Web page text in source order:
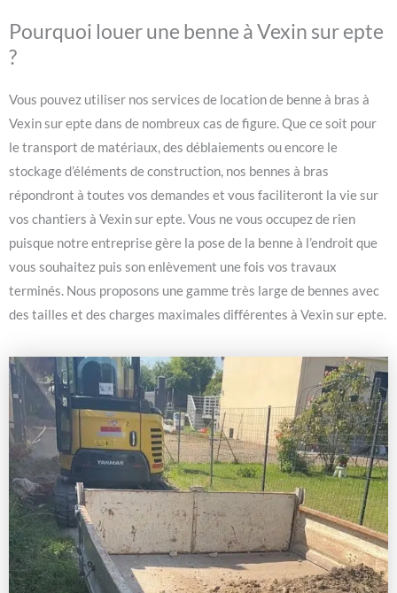
Pourquoi louer une benne à Vexin sur epte
?
Vous pouvez utiliser nos services de location de benne à bras à
Vexin sur epte dans de nombreux cas de figure. Que ce soit pour
le transport de matériaux, des déblaiements ou encore le
stockage d’éléments de construction, nos bennes à bras
répondront à toutes vos demandes et vous faciliteront la vie sur
vos chantiers à Vexin sur epte. Vous ne vous occupez de rien
puisque notre entreprise gère la pose de la benne à l’endroit que
vous souhaitez puis son enlèvement une fois vos travaux
terminés. Nous proposons une gamme très large de bennes avec
des tailles et des charges maximales différentes à Vexin sur epte.